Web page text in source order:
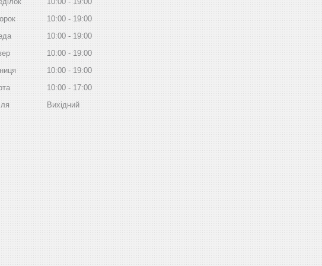
10:00
19:00
10:00
19:00
10:00
19:00
10:00
19:00
10:00
17:00
Вихідний